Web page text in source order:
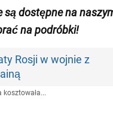
są dostępne na
na podróbki!
Rosji w wojnie z
kosztowała...